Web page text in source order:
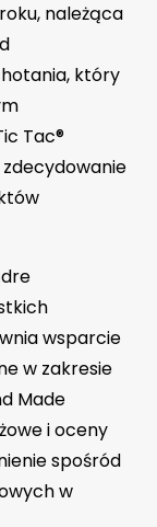
należąca
który
Tac®
wsparcie
w zakresie
Made
i oceny
spośród
w